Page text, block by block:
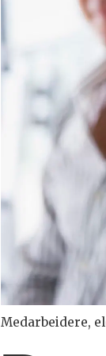
Medarbeidere,